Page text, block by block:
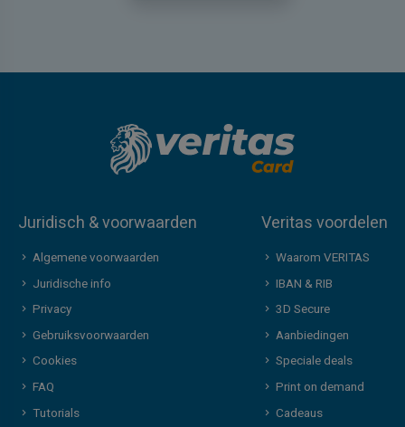
Juridisch & voorwaarden
Algemene voorwaarden
Juridische info
Privacy
Gebruiksvoorwaarden
Cookies
FAQ
Tutorials
Veritas voordelen
Waarom VERITAS
IBAN & RIB
3D Secure
Aanbiedingen
Speciale deals
Print on demand
Cadeaus